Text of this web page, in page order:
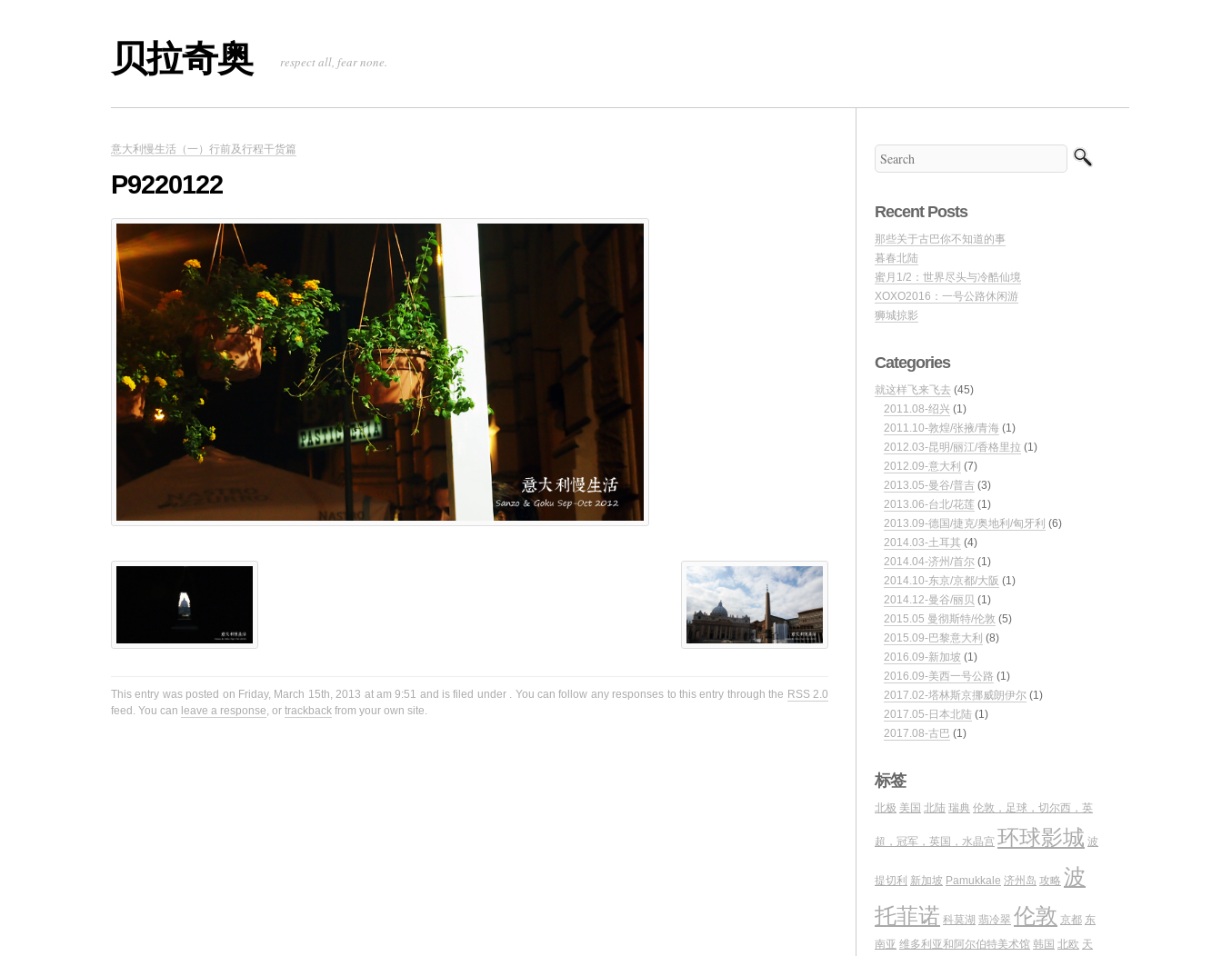
贝拉奇奥 respect all, fear none.
意大利慢生活（一）行前及行程干货篇
P9220122
This entry was posted on Friday, March 15th, 2013 at am 9:51 and is filed under . You can follow any responses to this entry through the RSS 2.0
feed. You can leave a response, or trackback from your own site.
Recent Posts
那些关于古巴你不知道的事
暮春北陆
蜜月1/2：世界尽头与冷酷仙境
XOXO2016：一号公路休闲游
狮城掠影
Categories
就这样飞来飞去 (45)
2011.08-绍兴 (1)
2011.10-敦煌/张掖/青海 (1)
2012.03-昆明/丽江/香格里拉 (1)
2012.09-意大利 (7)
2013.05-曼谷/普吉 (3)
2013.06-台北/花莲 (1)
2013.09-德国/捷克/奥地利/匈牙利 (6)
2014.03-土耳其 (4)
2014.04-济州/首尔 (1)
2014.10-东京/京都/大阪 (1)
2014.12-曼谷/丽贝 (1)
2015.05 曼彻斯特/伦敦 (5)
2015.09-巴黎意大利 (8)
2016.09-新加坡 (1)
2016.09-美西一号公路 (1)
2017.02-塔林斯京挪威朗伊尔 (1)
2017.05-日本北陆 (1)
2017.08-古巴 (1)
标签
北极 美国 北陆 瑞典 伦敦，足球，切尔西，英
超，冠军，英国，水晶宫 环球影城 波
提切利 新加坡 Pamukkale 济州岛 攻略 波
托菲诺 科莫湖 翡冷翠 伦敦 京都 东
南亚 维多利亚和阿尔伯特美术馆 韩国 北欧 天